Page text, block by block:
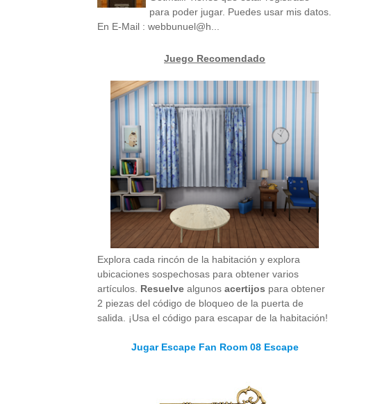
para poder jugar. Puedes usar mis datos.
En E-Mail : webbunuel@h...
Juego Recomendado
Explora cada rincón de la habitación y explora
ubicaciones sospechosas para obtener varios
artículos. Resuelve algunos acertijos para obtener
2 piezas del código de bloqueo de la puerta de
salida. ¡Usa el código para escapar de la habitación!
Jugar Escape Fan Room 08 Escape